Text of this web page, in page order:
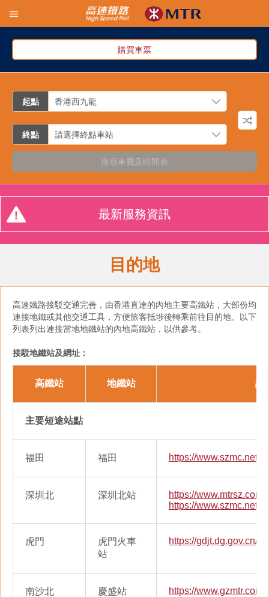
購買車票
起點
終點
搜尋車費及時間表
最新服務資訊
目的地
高速鐵路接駁交通完善，由香港直達的內地主要高鐵站，大部份均
連接地鐵或其他交通工具，方便旅客抵埗後轉乘前往目的地。以下
列表列出連接當地地鐵站的內地高鐵站，以供參考。
接駁地鐵站及網址：
高鐵站 地鐵站 網
主要短途站點
福田 福田 https://www.szmc.net/
深圳北 深圳北站
https://
https://www.szmc.net/
虎門
虎門火車
站
https://gdjt.dg.gov.cn/
南沙北 慶盛站 https://www.gzmtr.com/